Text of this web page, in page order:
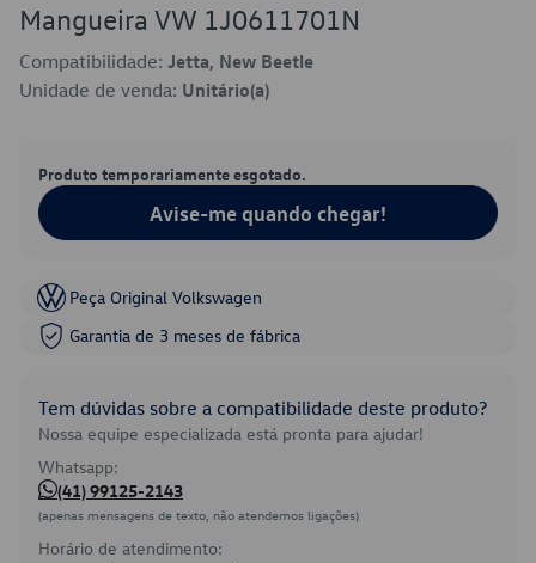
Mangueira VW 1J0611701N
Compatibilidade: Jetta, New Beetle
Unidade de venda: Unitário(a)
Produto temporariamente esgotado.
Avise-me quando chegar!
Peça Original Volkswagen
Garantia de 3 meses de fábrica
Tem dúvidas sobre a compatibilidade deste produto?
Nossa equipe especializada está pronta para ajudar!
Whatsapp:
(41) 99125-2143
(apenas mensagens de texto, não atendemos ligações)
Horário de atendimento: